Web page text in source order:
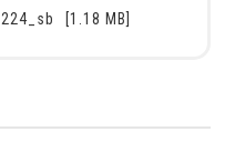
[1.18 MB]